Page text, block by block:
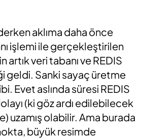
aklıma daha önce
işlemi ile gerçekleştirilen
veri tabanı ve REDIS
geldi. Sanki sayaç üretme
Evet aslında süresi REDIS
(ki göz ardı edilebilecek
uzamış olabilir. Ama burada
büyük resimde